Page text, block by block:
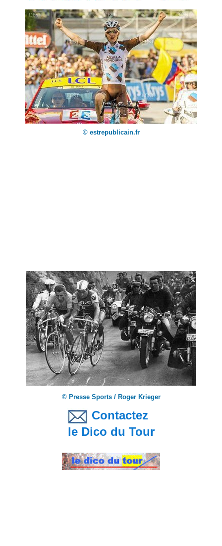
© estrepublicain.fr
© Presse Sports / Roger Krieger
Contactez
le Dico du Tour